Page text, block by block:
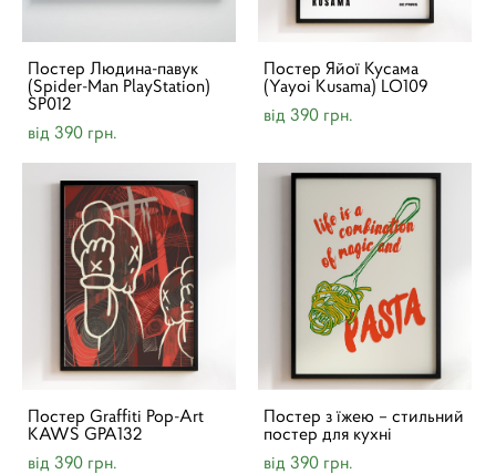
Постер Людина-павук
(Spider-Man PlayStation)
SP012
від 390 грн.
Постер Яйої Кусама
(Yayoi Kusama) LO109
від 390 грн.
Постер Graffiti Pop-Art
KAWS GPA132
від 390 грн.
Постер з їжею – стильний
постер для кухні
від 390 грн.